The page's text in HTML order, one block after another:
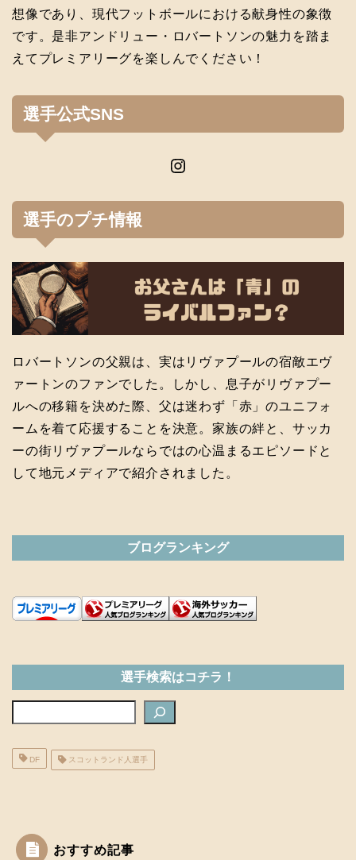
想像であり、現代フットボールにおける献身性の象徴
です。是非アンドリュー・ロバートソンの魅力を踏ま
えてプレミアリーグを楽しんでください！
選手公式SNS
Instagram
選手のプチ情報
ロバートソンの父親は、実はリヴァプールの宿敵エヴ
ァートンのファンでした。しかし、息子がリヴァプー
ルへの移籍を決めた際、父は迷わず「赤」のユニフォ
ームを着て応援することを決意。家族の絆と、サッカ
ーの街リヴァプールならではの心温まるエピソードと
して地元メディアで紹介されました。
ブログランキング
選手検索はコチラ！
DF スコットランド人選手
おすすめ記事